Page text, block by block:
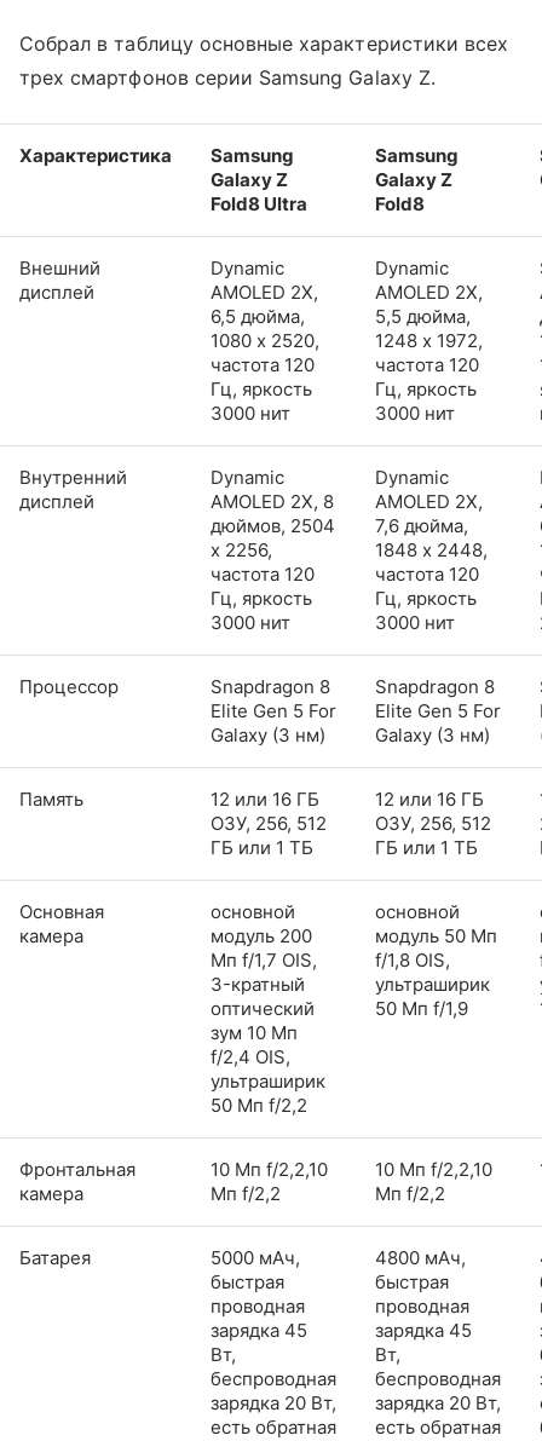
Собрал в таблицу основные характеристики всех
трех смартфонов серии Samsung Galaxy Z.
Характеристика
Samsung
Galaxy Z
Fold8 Ultra
Samsung
Galaxy Z
Fold8
Внешний
дисплей
Dynamic
AMOLED 2X,
6,5 дюйма,
1080 x 2520,
частота 120
Гц, яркость
3000 нит
Dynamic
AMOLED 2X,
5,5 дюйма,
1248 x 1972,
частота 120
Гц, яркость
3000 нит
Внутренний
дисплей
Dynamic
AMOLED 2X, 8
дюймов, 2504
x 2256,
частота 120
Гц, яркость
3000 нит
Dynamic
AMOLED 2X,
7,6 дюйма,
1848 x 2448,
частота 120
Гц, яркость
3000 нит
Процессор
Snapdragon 8
Elite Gen 5 For
Galaxy (3 нм)
Snapdragon 8
Elite Gen 5 For
Galaxy (3 нм)
Память
12 или 16 ГБ
ОЗУ, 256, 512
ГБ или 1 ТБ
12 или 16 ГБ
ОЗУ, 256, 512
ГБ или 1 ТБ
Основная
камера
основной
модуль 200
Мп f/1,7 OIS,
3-кратный
оптический
зум 10 Мп
f/2,4 OIS,
ультраширик
50 Мп f/2,2
основной
модуль 50 Мп
f/1,8 OIS,
ультраширик
50 Мп f/1,9
Фронтальная
камера
10 Мп f/2,2,10
Мп f/2,2
10 Мп f/2,2,10
Мп f/2,2
Батарея
5000 мАч,
быстрая
проводная
зарядка 45
Вт,
беспроводная
зарядка 20 Вт,
есть обратная
4800 мАч,
быстрая
проводная
зарядка 45
Вт,
беспроводная
зарядка 20 Вт,
есть обратная